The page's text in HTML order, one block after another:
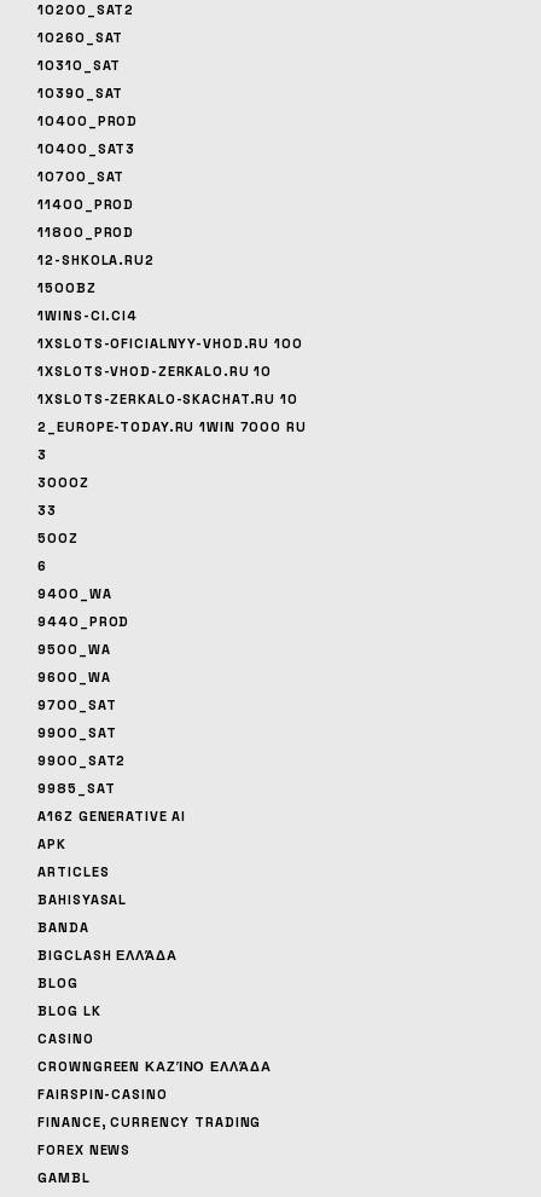
10200_SAT2
10260_SAT
10310_SAT
10390_SAT
10400_PROD
10400_SAT3
10700_SAT
11400_PROD
11800_PROD
12-SHKOLA.RU2
1500BZ
1WINS-CI.CI4
1XSLOTS-OFICIALNYY-VHOD.RU 100
1XSLOTS-VHOD-ZERKALO.RU 10
1XSLOTS-ZERKALO-SKACHAT.RU 10
2_EUROPE-TODAY.RU 1WIN 7000 RU
3
3000Z
33
500Z
6
9400_WA
9440_PROD
9500_WA
9600_WA
9700_SAT
9900_SAT
9900_SAT2
9985_SAT
A16Z GENERATIVE AI
APK
ARTICLES
BAHISYASAL
BANDA
BIGCLASH ΕΛΛΆΔΑ
BLOG
BLOG LK
CASINO
CROWNGREEN ΚΑΖΊΝΟ ΕΛΛΆΔΑ
FAIRSPIN-CASINO
FINANCE, CURRENCY TRADING
FOREX NEWS
GAMBL